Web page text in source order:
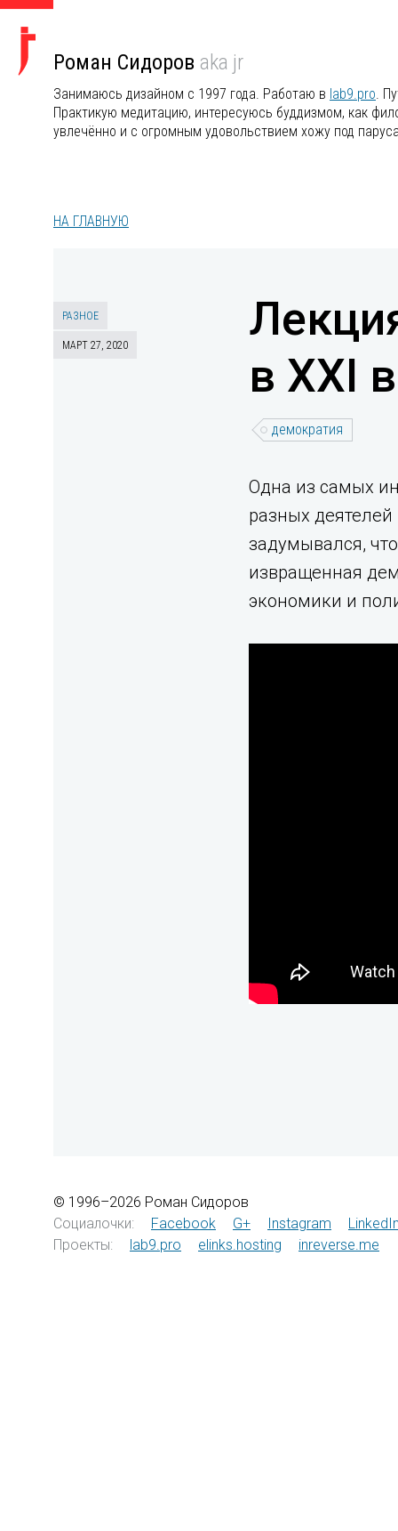
Роман Сидоров aka jr
Занимаюсь дизайном с 1997 года. Работаю в lab9.pro.
Практикую медитацию, интересуюсь буддизмом, как
увлечённо и с огромным удовольствием хожу под
НА ГЛАВНУЮ
РАЗНОЕ
МАРТ 27, 2020
в XXI
демократия
Одна из самых
разных
задумывался,
извращенная
экономики и
© 1996–2026 Роман Сидоров
Социалочки:
Facebook G+ Instagram
Проекты:
lab9.pro elinks.hosting inreverse.me